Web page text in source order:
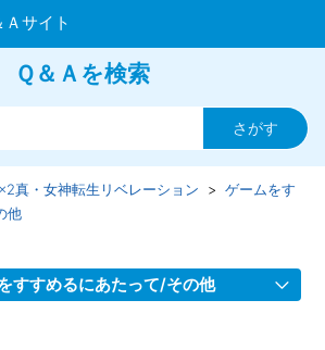
Ｑ＆Ａを検索
真・女神転生リベレーション
ゲームをす
他
すすめるにあたって/その他